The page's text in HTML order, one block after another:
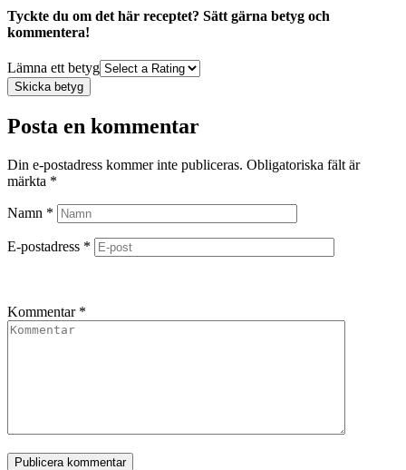
Tyckte du om det här receptet? Sätt gärna betyg och
kommentera!
Lämna ett betyg
Skicka betyg
Posta en kommentar
Din e-postadress kommer inte publiceras. Obligatoriska fält är
märkta *
Namn *
E-postadress *
Kommentar *
Publicera kommentar